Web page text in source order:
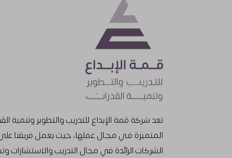
تعد شركة قمة الإبداع للتدريب والتطوير وتنمية
المتميزة فـي مجـال عملها، حيث يعمل فريقنا
الشركات الرائدة في مجال التدريب والاستشارات